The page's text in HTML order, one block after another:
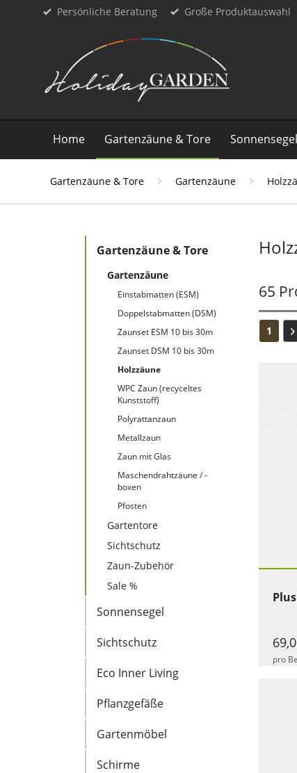
Persönliche Beratung Große Produktauswahl
Home Gartenzäune & Tore Sonnensegel
Gartenzäune & Tore Gartenzäune
Gartenzäune & Tore
Gartenzäune
Einstabmatten (ESM)
Doppelstabmatten (DSM)
Zaunset ESM 10 bis 30m
Zaunset DSM 10 bis 30m
Holzzäune
WPC Zaun (recyceltes
Kunststoff)
Polyrattanzaun
Metallzaun
Zaun mit Glas
Maschendrahtzäune / -
boxen
Pfosten
Gartentore
Sichtschutz
Zaun-Zubehör
Sale %
Sonnensegel
Sichtschutz
Eco Inner Living
Pflanzgefäße
Gartenmöbel
Schirme
65
1
pro